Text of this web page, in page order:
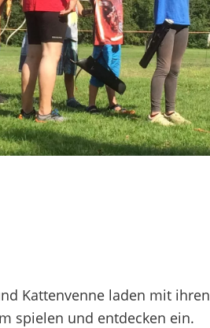
Kattenvenne laden mit ihren
spielen und entdecken ein.